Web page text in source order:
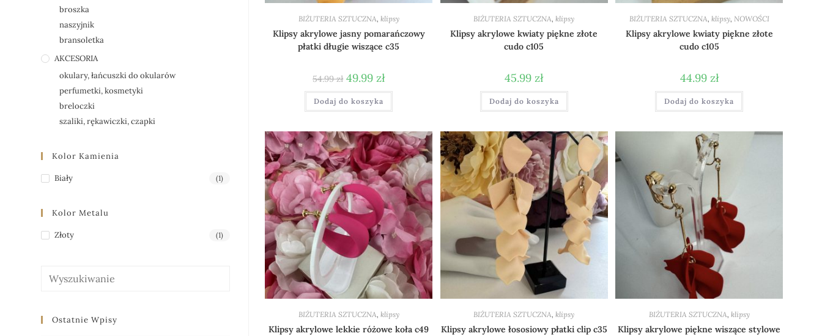
BIŻUTERIA SZTUCZNA klipsy
Klipsy akrylowe jasny pomarańczowy
płatki długie wiszące c35
54.99zł 49.99zł
Dodaj do koszyka
BIŻUTERIA SZTUCZNA ,klipsy
Klipsy akrylowe kwiaty piękne złote
cudo c105
45.99zł
Dodaj do koszyka
BIŻUTERIA SZTUCZNA klipsy, NOWOŚCI
Klipsy akrylowe kwiaty piękne złote
cudo c105
44.99 zł
Dodaj do koszyka
BIŻUTERIA SZTUCZNA, klipsy
Klipsy akrylowe lekkie różowe koła c49
BIŻUTERIA SZTUCZNA,klipsy
Klipsy akrylowe łososiowy płatki clip c35
BIŻUTERIA SZTUCZNA, klipsy
Klipsy akrylowe piękne wiszące stylowe
broszka
naszyjnik
bransoletka
AKCESORIA
okulary, łańcuszki do okularów
perfumetki, kosmetyki
breloczki
szaliki, rękawiczki, czapki
Kolor Kamienia
Biały (1)
Kolor Metalu
Złoty (1)
Ostatnie Wpisy